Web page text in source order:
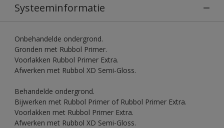
Systeeminformatie
Onbehandelde ondergrond.
Gronden met Rubbol Primer.
Voorlakken Rubbol Primer Extra.
Afwerken met Rubbol XD Semi-Gloss.
Behandelde ondergrond.
Bijwerken met Rubbol Primer of Rubbol Primer Extra.
Voorlakken met Rubbol Primer Extra.
Afwerken met Rubbol XD Semi-Gloss.